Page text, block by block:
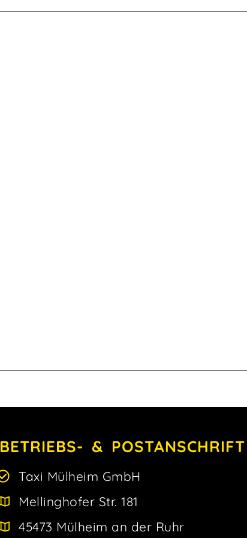
BETRIEBS- & POSTANSCHRIFT
Taxi Mülheim GmbH
Mellinghofer Str. 181
45473 Mülheim an der Ruhr